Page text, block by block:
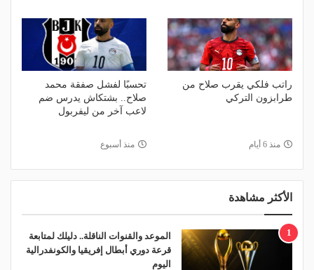
راتب فلكي يقرب صلاح من
طرابزون التركي
منذ 6 أيام
تحسبًا لفشل صفقة محمد
صلاح.. بشتكاش يدرس ضم
لاعب آخر من ليفربول
منذ أسبوع
الأكثر مشاهدة
1
الموعد والقنوات الناقلة.. دليلك لمتابعة
قرعة دوري أبطال إفريقيا والكونفدرالية
اليوم